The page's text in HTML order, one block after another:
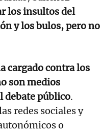
los insultos del
y los bulos, pero no
cargado contra los
son medios
público.
redes sociales y
o